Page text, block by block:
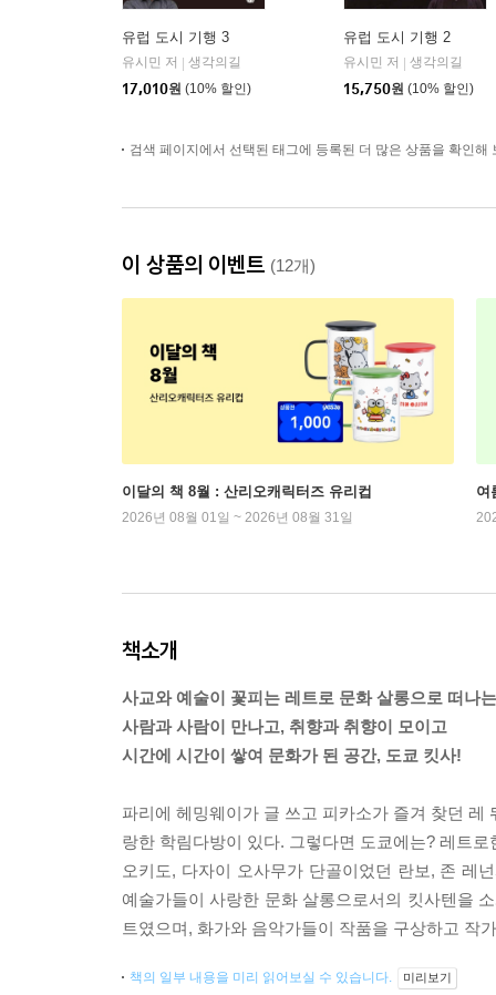
유럽 도시 기행 3
유시민 저
생각의길
17,010원 (10% 할인)
유럽 도시 기행 2
유시민 저
생각의길
15,750원 (10% 할인)
검색 페이지에서 선택된 태그에 등록된 더 많은 상품을 확인해
이 상품의 이벤트 (12개)
이달의 책 8월 : 산리오캐릭터즈 유리컵
2026년 08월 01일 ~ 2026년 08월 31일
여
책소개
사교와 예술이 꽃피는 레트로 문화 살롱으로 떠나
사람과 사람이 만나고, 취향과 취향이 모이고
시간에 시간이 쌓여 문화가 된 공간, 도쿄 킷사!
파리에 헤밍웨이가 글 쓰고 피카소가 즐겨 찾던
랑한 학림다방이 있다. 그렇다면 도쿄에는? 레트
오키도, 다자이 오사무가 단골이었던 란보, 존 레
예술가들이 사랑한 문화 살롱으로서의 킷사텐을
트였으며, 화가와 음악가들이 작품을 구상하고 작
책의 일부 내용을 미리 읽어보실 수 있습니다. 미리보기